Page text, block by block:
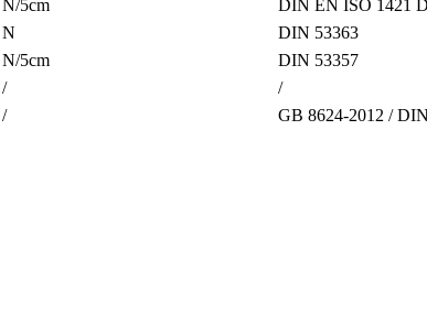
N/5cm
DIN EN ISO 1421
N
DIN 53363
N/5cm
DIN 53357
/
/
/
GB 8624-2012 /